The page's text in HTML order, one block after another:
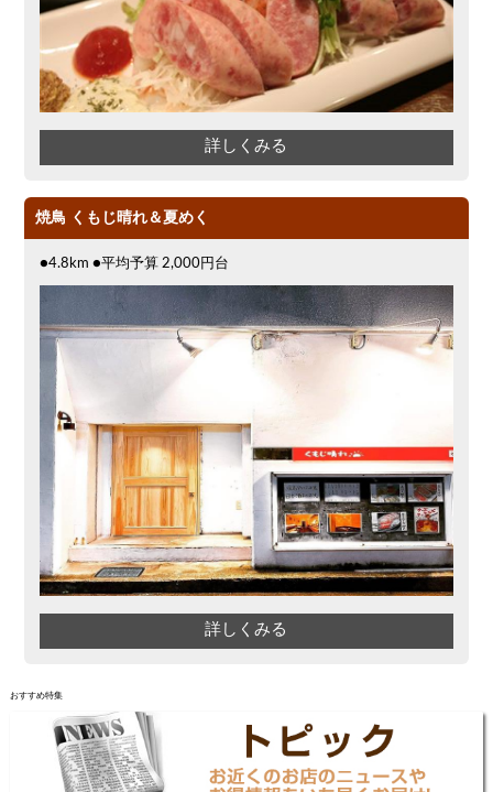
詳しくみる
焼鳥 くもじ晴れ＆夏めく
●4.8km ●平均予算 2,000円台
詳しくみる
おすすめ特集